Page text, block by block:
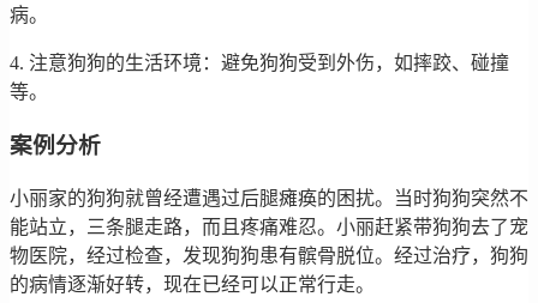
病。
4. 注意狗狗的生活环境：避免狗狗受到外伤，如摔跤、碰撞
等。
案例分析
小丽家的狗狗就曾经遭遇过后腿瘫痪的困扰。当时狗狗突然不
能站立，三条腿走路，而且疼痛难忍。小丽赶紧带狗狗去了宠
物医院，经过检查，发现狗狗患有髌骨脱位。经过治疗，狗狗
的病情逐渐好转，现在已经可以正常行走。